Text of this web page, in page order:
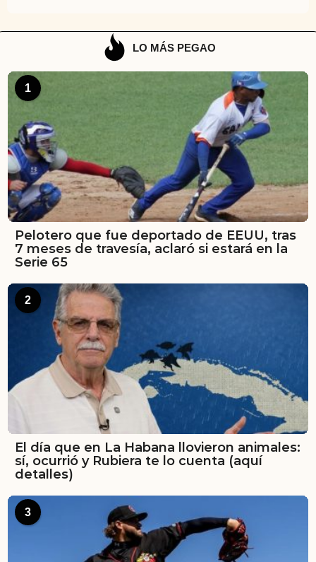
LO MÁS PEGAO
1
Pelotero que fue deportado de EEUU, tras
7 meses de travesía, aclaró si estará en la
Serie 65
2
El día que en La Habana llovieron animales:
sí, ocurrió y Rubiera te lo cuenta (aquí
detalles)
3